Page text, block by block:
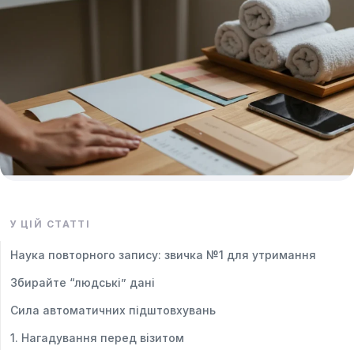
У ЦІЙ СТАТТІ
Наука повторного запису: звичка №1 для утримання
Збирайте “людські” дані
Сила автоматичних підштовхувань
1. Нагадування перед візитом